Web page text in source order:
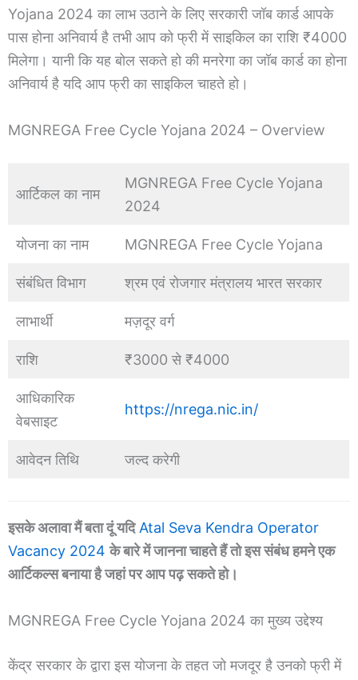
Yojana 2024 का लाभ उठाने के लिए सरकारी जॉब कार्ड आपके
पास होना अनिवार्य है तभी आप को फ्री में साइकिल का राशि ₹4000
मिलेगा। यानी कि यह बोल सकते हो की मनरेगा का जॉब कार्ड का होना
अनिवार्य है यदि आप फ्री का साइकिल चाहते हो।
MGNREGA Free Cycle Yojana 2024 – Overview
आर्टिकल का नाम
MGNREGA Free Cycle Yojana
2024
योजना का नाम MGNREGA Free Cycle Yojana
संबंधित विभाग श्रम एवं रोजगार मंत्रालय भारत सरकार
लाभार्थी मज़दूर वर्ग
राशि ₹3000 से ₹4000
आधिकारिक
वेबसाइट
https://nrega.nic.in/
आवेदन तिथि जल्द करेगी
इसके अलावा मैं बता दूं यदि Atal Seva Kendra Operator
Vacancy 2024 के बारे में जानना चाहते हैं तो इस संबंध हमने एक
आर्टिकल्स बनाया है जहां पर आप पढ़ सकते हो।
MGNREGA Free Cycle Yojana 2024 का मुख्य उद्देश्य
केंद्र सरकार के द्वारा इस योजना के तहत जो मजदूर है उनको फ्री में